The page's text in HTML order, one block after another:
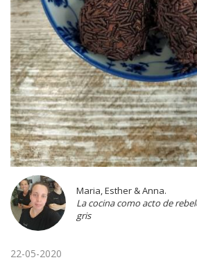
Maria, Esther & Anna.
La cocina como acto de
gris
22-05-2020